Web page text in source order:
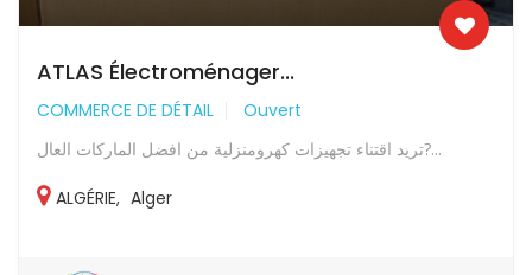
ATLAS Électroménager...
COMMERCE DE DÉTAIL Ouvert
تريد اقتناء تجهيزات كهرومنزلية من افضل الماركات العال?...
ALGÉRIE, Alger